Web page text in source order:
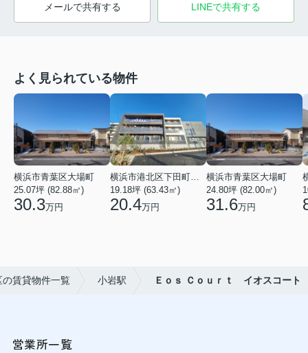
メールで共有する LINEで共有する
よく見られている物件
横浜市青葉区大場町
25.07坪 (82.88㎡)
30.3万円
19.18坪 (63.43㎡)
20.4万円
横浜市青葉区大場町
24.80坪 (82.00㎡)
31.6万円
の賃貸物件一覧 小岩駅 Ｅｏｓ Ｃｏｕｒｔ イオスコート
営業所一覧